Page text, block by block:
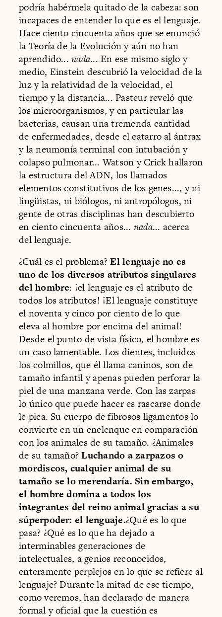
podría habérmela quitado de la cabeza: son
incapaces de entender lo que es el lenguaje.
Hace ciento cincuenta años que se enunció
la Teoría de la Evolución y aún no han
aprendido...nada... En ese mismo siglo y
medio, Einstein descubrió la velocidad de la
luz y la relatividad de la velocidad, el
tiempo y la distancia... Pasteur reveló que
los microorganismos, y en particular las
bacterias, causan una tremenda cantidad
de enfermedades, desde el catarro al ántrax
y la neumonía terminal con intubación y
colapso pulmonar... Watson y Crick hallaron
la estructura del ADN, los llamados
elementos constitutivos de los genes..., y ni
lingüistas, ni biólogos, ni antropólogos, ni
gente de otras disciplinas han descubierto
en ciento cincuenta años... nada... acerca
del lenguaje.
¿Cuál es el problema?El lenguaje no es
uno de los diversos atributos singulares
del hombre: ¡el lenguaje es el atributo de
todos los atributos! ¡El lenguaje constituye
el noventa y cinco por ciento de lo que
eleva al hombre por encima del animal!
Desde el punto de vista físico, el hombre es
un caso lamentable. Los dientes, incluidos
los colmillos, que él llama caninos, son de
tamaño infantil y apenas pueden perforar la
piel de una manzana verde. Con las zarpas
lo único que puede hacer es rascarse donde
le pica. Su cuerpo de fibrosos ligamentos lo
convierte en un enclenque en comparación
con los animales de su tamaño. ¿Animales
de su tamaño?Luchando a zarpazos o
mordiscos, cualquier animal de su
tamaño se lo merendaría. Sin embargo,
el hombre domina a todos los
integrantes del reino animal gracias a su
súperpoder: el lenguaje.¿Qué es lo que
pasa? ¿Qué es lo que ha dejado a
interminables generaciones de
intelectuales, a genios reconocidos,
enteramente perplejos en lo que se refiere al
lenguaje? Durante la mitad de ese tiempo,
como veremos, han declarado de manera
formal y oficial que la cuestión es